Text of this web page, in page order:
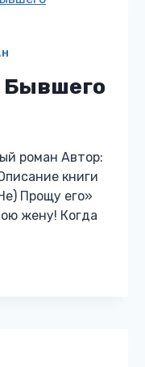
роман Автор:
книги
Прощу его»
жену! Когда